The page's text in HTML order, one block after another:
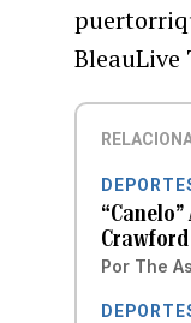
BleauLive
Crawford
Por The